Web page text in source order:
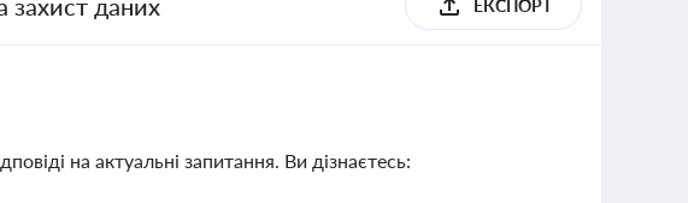
захист даних ЕКСПОРТ
на актуальні запитання. Ви дізнаєтесь: